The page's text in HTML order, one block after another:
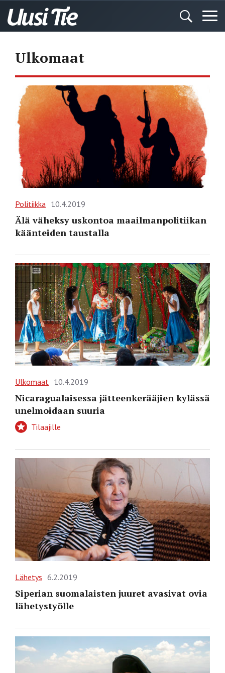
Ulkomaat
Politiikka 10.4.2019
Älä väheksy uskontoa maailmanpolitiikan
käänteiden taustalla
Ulkomaat 10.4.2019
Nicaragualaisessa jätteenkerääjien kylässä
unelmoidaan suuria
Tilaajille
Lähetys 6.2.2019
Siperian suomalaisten juuret avasivat ovia
lähetystyölle